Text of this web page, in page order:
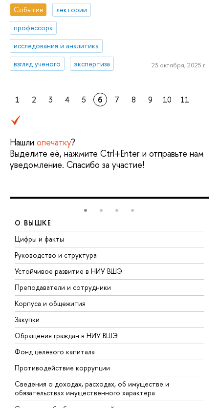
События
лектории
профессора
исследования и аналитика
взгляд ученого
экспертиза 23 октября, 2025 г.
1 2 3 4 5 6 7 8 9 10 11
Нашли опечатку?
Выделите её, нажмите Ctrl+Enter и отправьте нам
уведомление. Спасибо за участие!
О ВЫШКЕ
Цифры и факты
Руководство и структура
Устойчивое развитие в НИУ ВШЭ
Преподаватели и сотрудники
Корпуса и общежития
Закупки
Обращения граждан в НИУ ВШЭ
Фонд целевого капитала
Противодействие коррупции
Сведения о доходах, расходах, об имуществе и
обязательствах имущественного характера